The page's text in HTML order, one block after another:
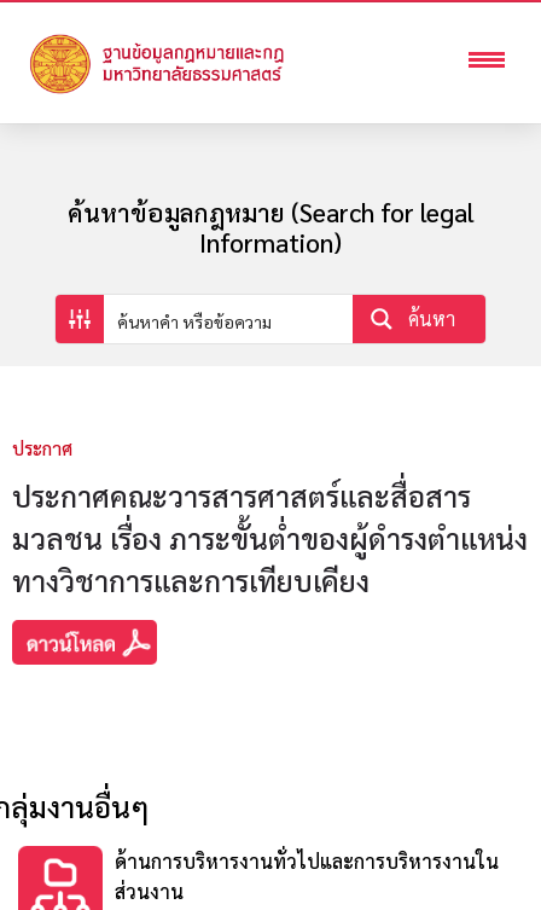
ค้นหาข้อมูลกฎหมาย (Search for legal
Information)
ค้นหา
ประกาศ
ประกาศคณะวารสารศาสตร์และสื่อสาร
มวลชน เรื่อง ภาระขั้นต่ำของผู้ดำรงตำแหน่ง
ทางวิชาการและการเทียบเคียง
ลุ่มงานอื่นๆ
ด้านการบริหารงานทั่วไปและการบริหารงานใน
ส่วนงาน